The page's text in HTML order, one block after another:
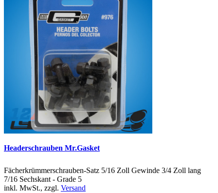
Headerschrauben Mr.Gasket
Fächerkrümmerschrauben-Satz 5/16 Zoll Gewinde 3/4 Zoll lang
7/16 Sechskant - Grade 5
inkl. MwSt., zzgl. Versand